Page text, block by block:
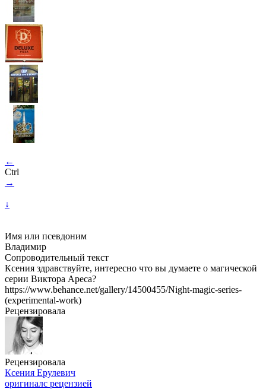
←
Ctrl
→
↓
Имя или псевдоним
Владимир
Сопроводительный текст
Ксения здравствуйте, интересно что вы думаете о магической
серии Виктора Ареса?
https://www.behance.net/gallery/14500455/Night-magic-series-
(experimental-work)
Рецензировала
Рецензировала
Ксения Ерулевич
оригиналс рецензией